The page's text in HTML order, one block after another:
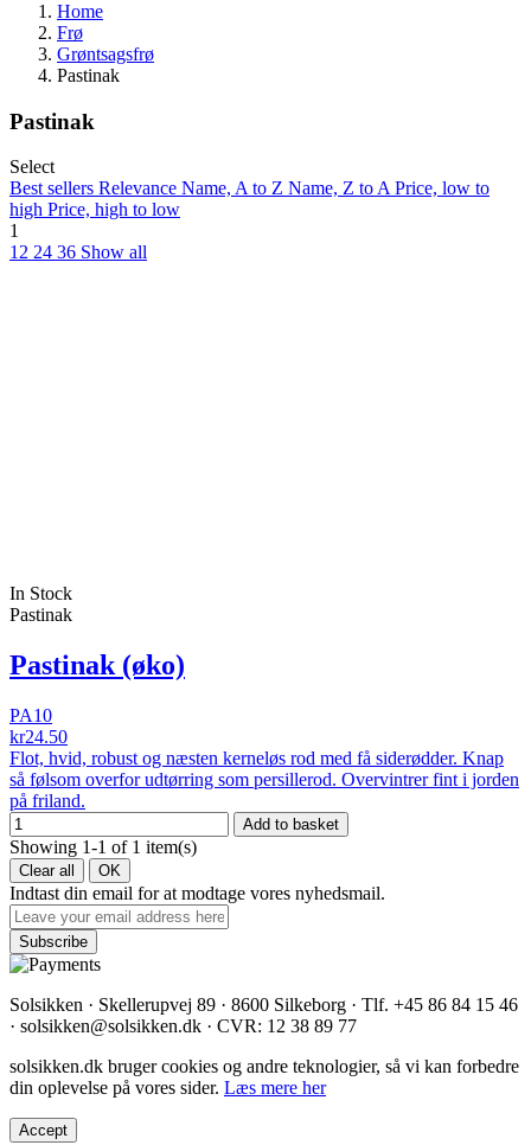
Home
Frø
Grøntsagsfrø
Pastinak
Pastinak
Select
Best sellers Relevance Name, A to Z Name, Z to APrice, low to
high Price, high to low
1
12 24 36 Show all
In Stock
Pastinak
Pastinak (øko)
PA10
kr24.50
Flot, hvid, robust og næsten kerneløs rod med få siderødder. Knap
så følsom overfor udtørring som persillerod. Overvintrer fint i jorden
på friland.
Add to basket
Showing 1-1 of 1 item(s)
Clear all OK
Indtast din email for at modtage vores nyhedsmail.
Solsikken · Skellerupvej 89 · 8600 Silkeborg · Tlf. +45 86 84 15 46
· solsikken@solsikken.dk · CVR: 12 38 89 77
solsikken.dk bruger cookies og andre teknologier, så vi kan forbedre
din oplevelse på vores sider. Læs mere her
Accept